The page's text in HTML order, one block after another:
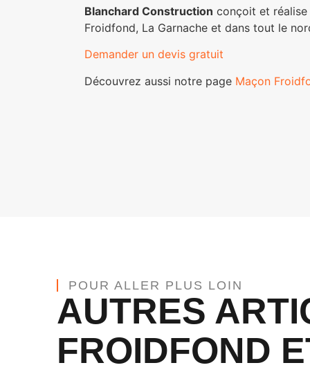
Blanchard Construction conçoit et réalise
Froidfond, La Garnache et dans tout le
Demander un devis gratuit
Découvrez aussi notre page Maçon
POUR ALLER PLUS LOIN
AUTRES
FROIDFOND